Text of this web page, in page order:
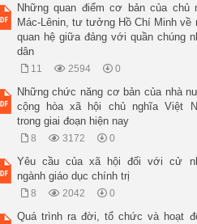
Những quan điểm cơ bản của chủ
Mác-Lênin, tư tưởng Hồ Chí Minh về
quan hệ giữa đảng với quần chúng
dân
11 2594 0
Những chức năng cơ bản của nhà
cộng hòa xã hội chủ nghĩa Việt
trong giai đoạn hiện nay
8 3172 0
Yêu cầu của xã hội đối với cử
ngành giáo dục chính trị
8 2042 0
Quá trình ra đời, tổ chức và hoạt